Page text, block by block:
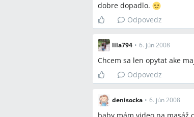
dobre dopadlo.
Odpovedz
lila794 • 6. jún 2008
Chcem sa len opytat ake
Odpovedz
denisocka • 6. jún 2008